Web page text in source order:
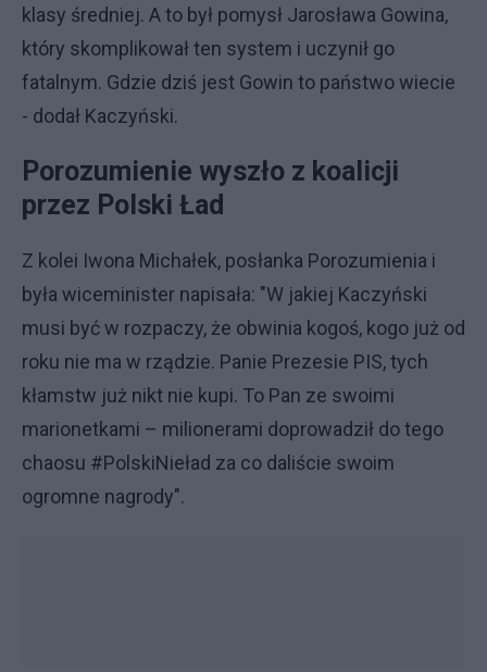
klasy średniej. A to był pomysł Jarosława Gowina,
który skomplikował ten system i uczynił go
fatalnym. Gdzie dziś jest Gowin to państwo wiecie
- dodał Kaczyński.
Porozumienie wyszło z koalicji
przez Polski Ład
Z kolei Iwona Michałek, posłanka Porozumienia i
była wiceminister napisała: "W jakiej Kaczyński
musi być w rozpaczy, że obwinia kogoś, kogo już od
roku nie ma w rządzie. Panie Prezesie PIS, tych
kłamstw już nikt nie kupi. To Pan ze swoimi
marionetkami – milionerami doprowadził do tego
chaosu #PolskiNieład za co daliście swoim
ogromne nagrody".